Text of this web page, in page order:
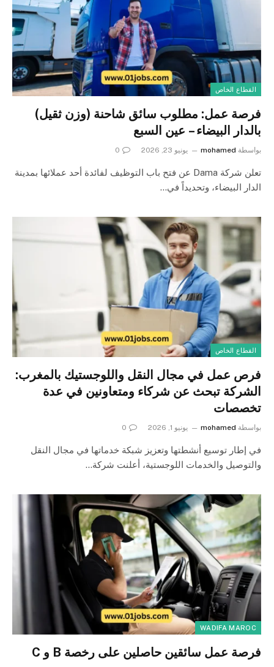
القطاع الخاص
فرصة عمل: مطلوب سائق شاحنة (وزن ثقيل)
بالدار البيضاء – عين السبع
بواسطة mohamed يونيو 23, 2026 0
تعلن شركة Dama عن فتح باب التوظيف لفائدة أحد عملائها بمدينة
الدار البيضاء، وتحديداً في…
القطاع الخاص
فرص عمل في مجال النقل واللوجستيك بالمغرب:
الشركة تبحث عن شركاء ومتعاونين في عدة
تخصصات
بواسطة mohamed يونيو 1, 2026 0
في إطار توسيع أنشطتها وتعزيز شبكة خدماتها في مجال النقل
والتوصيل والخدمات اللوجستية، أعلنت شركة…
WADIFA MAROC
فرصة عمل سائقين حاصلين على رخصة B و C